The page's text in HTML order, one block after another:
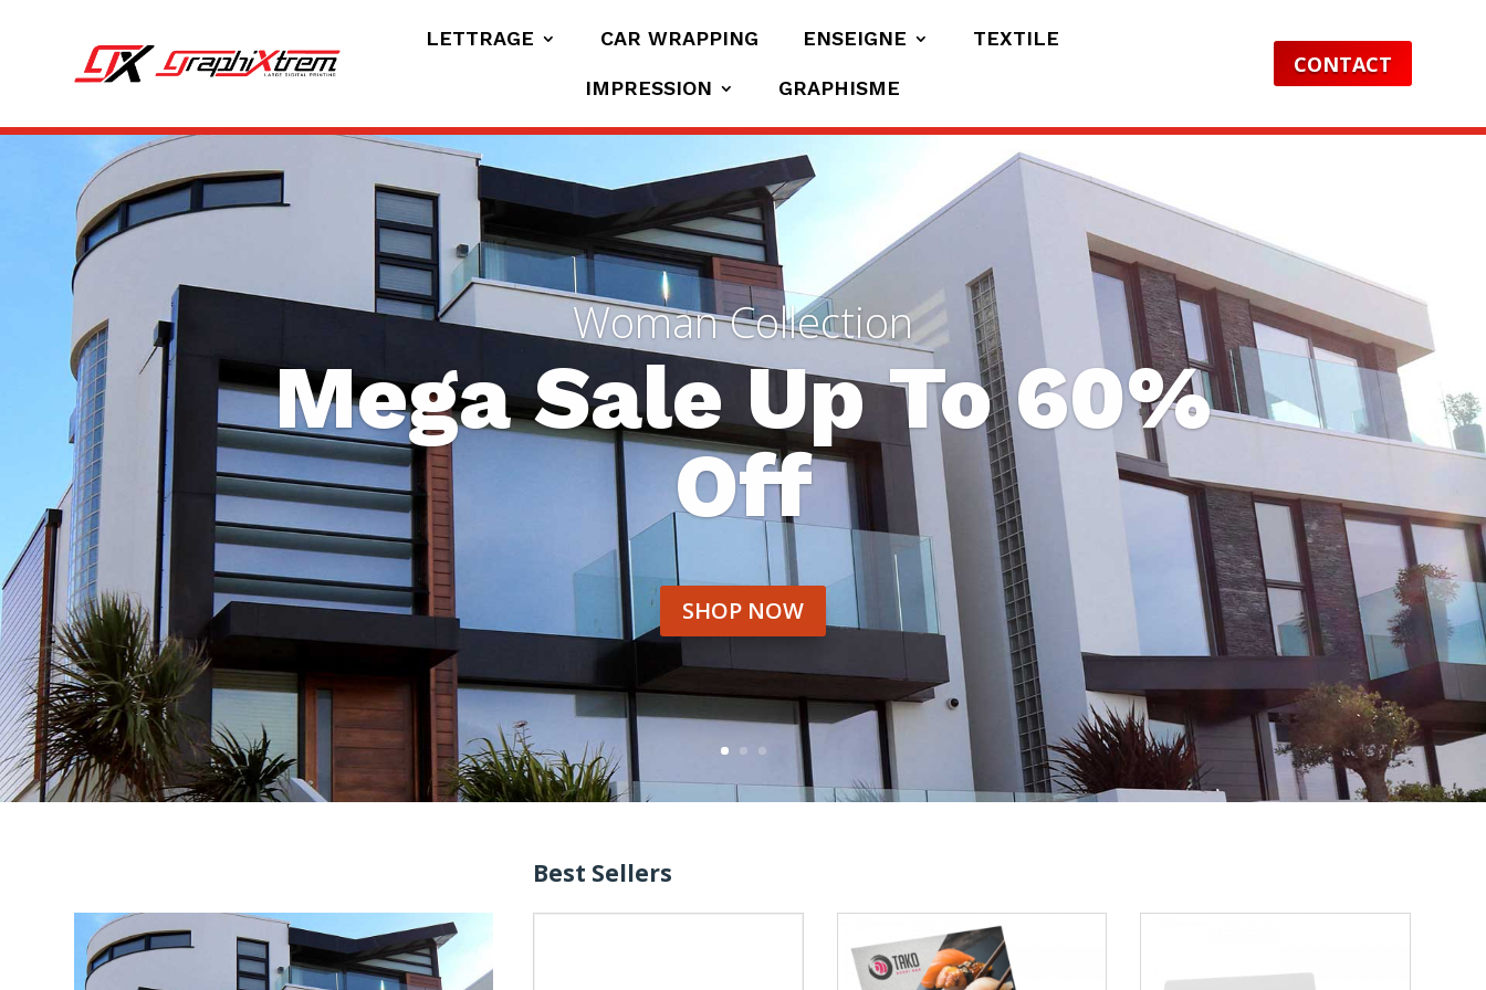
LETTRAGE CAR WRAPPING ENSEIGNE TEXTILE
IMPRESSION GRAPHISME
CONTACT
Woman Collection
Mega Sale Up To 60%
Off
SHOP NOW
Best Sellers